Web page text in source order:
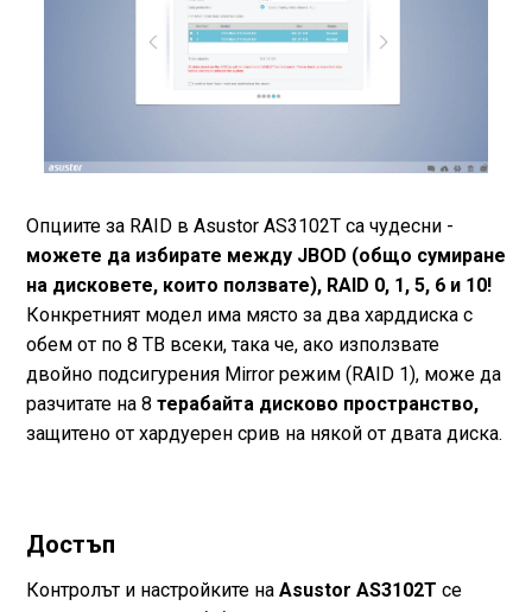
Опциите за RAID в Asustor AS3102T са чудесни -
можете да избирате между JBOD (общо сумиране
на дисковете, които ползвате), RAID 0, 1, 5, 6 и 10!
Конкретният модел има място за два харддиска с
обем от по 8 TB всеки, така че, ако използвате
двойно подсигурения Mirror режим (RAID 1), може да
разчитате на 8 терабайта дисково пространство,
защитено от хардуерен срив на някой от двата диска.
Достъп
Контролът и настройките на Asustor AS3102T се